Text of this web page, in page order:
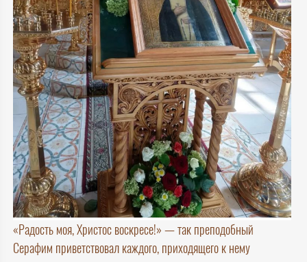
«Радость моя, Христос воскресе!» — так преподобный
Серафим приветствовал каждого, приходящего к нему